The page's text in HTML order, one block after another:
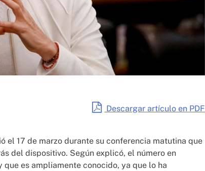
Descargar artículo en PDF
el 17 de marzo durante su conferencia matutina que
del dispositivo. Según explicó, el número en
que es ampliamente conocido, ya que lo ha